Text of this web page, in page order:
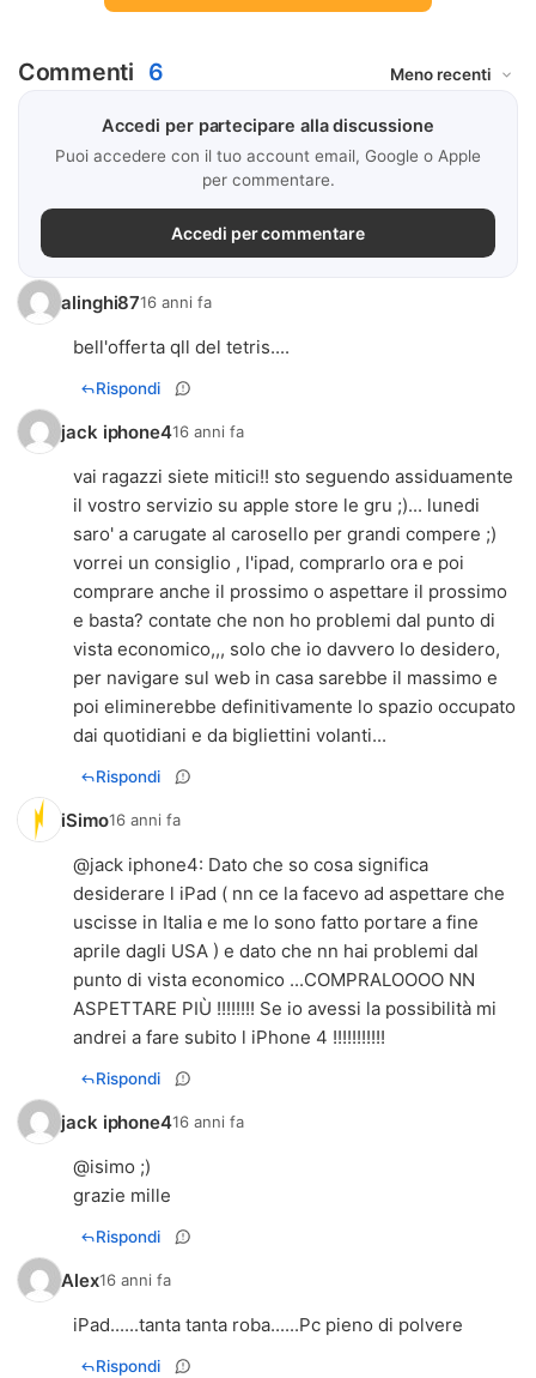
Commenti 6
Accedi per partecipare alla discussione
Puoi accedere con il tuo account email, Google o Apple
per commentare.
Accedi per commentare
alinghi8716 anni fa
bell'offerta qll del tetris....
Rispondi
jack iphone416 anni fa
vai ragazzi siete mitici!! sto seguendo assiduamente
il vostro servizio su apple store le gru ;)... lunedi
saro' a carugate al carosello per grandi compere ;)
vorrei un consiglio , l'ipad, comprarlo ora e poi
comprare anche il prossimo o aspettare il prossimo
e basta? contate che non ho problemi dal punto di
vista economico,,, solo che io davvero lo desidero,
per navigare sul web in casa sarebbe il massimo e
poi eliminerebbe definitivamente lo spazio occupato
dai quotidiani e da bigliettini volanti...
Rispondi
iSimo16 anni fa
@jack iphone4: Dato che so cosa significa
desiderare l iPad ( nn ce la facevo ad aspettare che
uscisse in Italia e me lo sono fatto portare a fine
aprile dagli USA ) e dato che nn hai problemi dal
punto di vista economico ...COMPRALOOOO NN
ASPETTARE PIÙ !!!!!!!! Se io avessi la possibilità mi
andrei a fare subito l iPhone 4 !!!!!!!!!!!
Rispondi
jack iphone416 anni fa
@isimo ;)
grazie mille
Rispondi
Alex16 anni fa
iPad......tanta tanta roba......Pc pieno di polvere
Rispondi